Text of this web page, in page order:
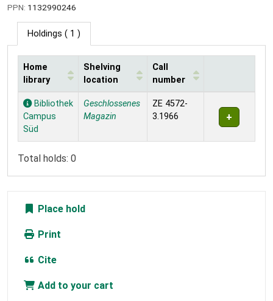
PPN: 1132990246
Holdings ( 1 )
Holdings
Home
library
Shelving
location
Call
number
Bibliothek
Campus
Süd
Geschlossenes
Magazin
ZE 4572-
3.1966
Total holds: 0
Place hold
Print
Cite
Add to your cart